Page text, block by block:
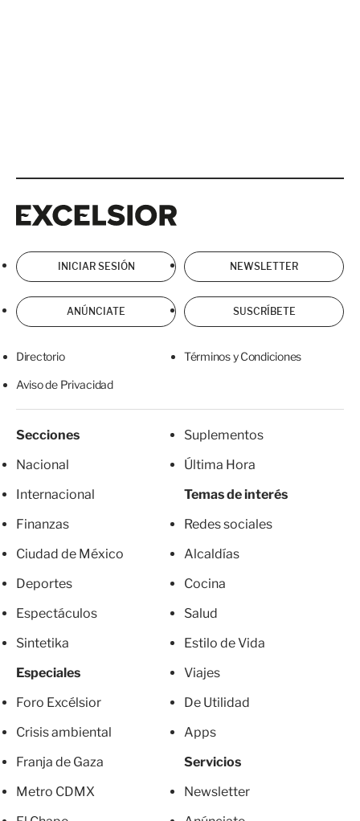
INICIAR SESIÓN NEWSLETTER
ANÚNCIATE SUSCRÍBETE
Directorio Términos y Condiciones
Aviso de Privacidad
Secciones
Nacional
Internacional
Finanzas
Ciudad de México
Deportes
Espectáculos
Sintetika
Especiales
Foro Excélsior
Crisis ambiental
Franja de Gaza
Metro CDMX
Suplementos
Última Hora
Temas de interés
Redes sociales
Alcaldías
Cocina
Salud
Estilo de Vida
Viajes
De Utilidad
Apps
Servicios
Newsletter